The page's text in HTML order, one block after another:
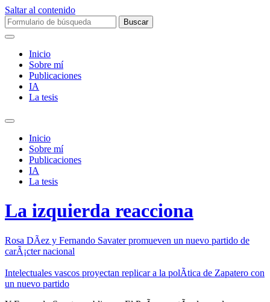
Saltar al contenido
Buscar:
Inicio
Sobre mí­
Publicaciones
IA
La tesis
Alternar
campo
búsqueda
Inicio
Sobre mí­
Publicaciones
IA
La tesis
La izquierda reacciona
Rosa DÃ­ez y Fernando Savater promueven un nuevo partido de
carÃ¡cter nacional
Intelectuales vascos proyectan replicar a la polÃ­tica de Zapatero con
un nuevo partido